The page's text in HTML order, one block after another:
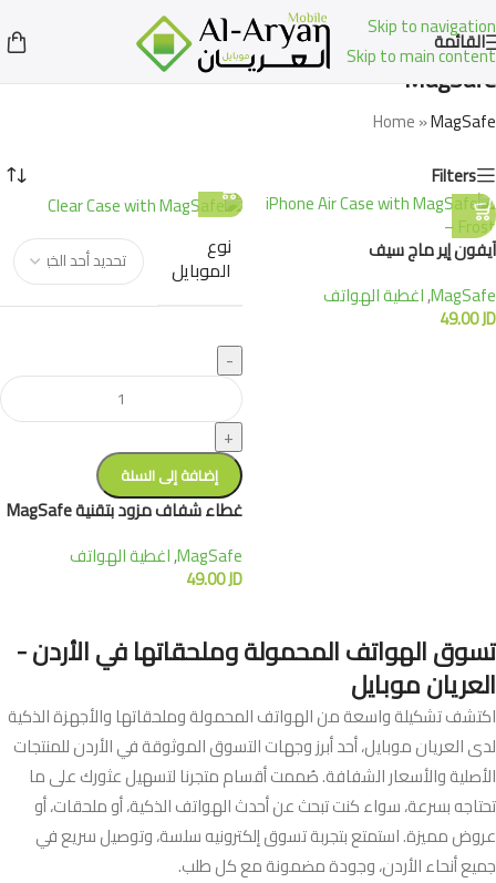
Skip to navigation
Skip to main content
القائمة
MagSafe
Home»MagSafe
Filters
آيفون إير ماج سيف
MagSafe
,اغطية الهواتف
49.00JD
نوع
الموبايل
-
+
إضافة إلى السلة
غطاء شفاف مزود بتقنية MagSafe
MagSafe
,اغطية الهواتف
49.00JD
تسوق الهواتف المحمولة وملحقاتها في الأردن -
العريان موبايل
اكتشف تشكيلة واسعة من الهواتف المحمولة وملحقاتها والأجهزة الذكية
لدى العريان موبايل، أحد أبرز وجهات التسوق الموثوقة في الأردن للمنتجات
الأصلية والأسعار الشفافة. صُممت أقسام متجرنا لتسهيل عثورك على ما
تحتاجه بسرعة، سواء كنت تبحث عن أحدث الهواتف الذكية، أو ملحقات، أو
عروض مميزة. استمتع بتجربة تسوق إلكترونيه سلسة، وتوصيل سريع في
جميع أنحاء الأردن، وجودة مضمونة مع كل طلب.